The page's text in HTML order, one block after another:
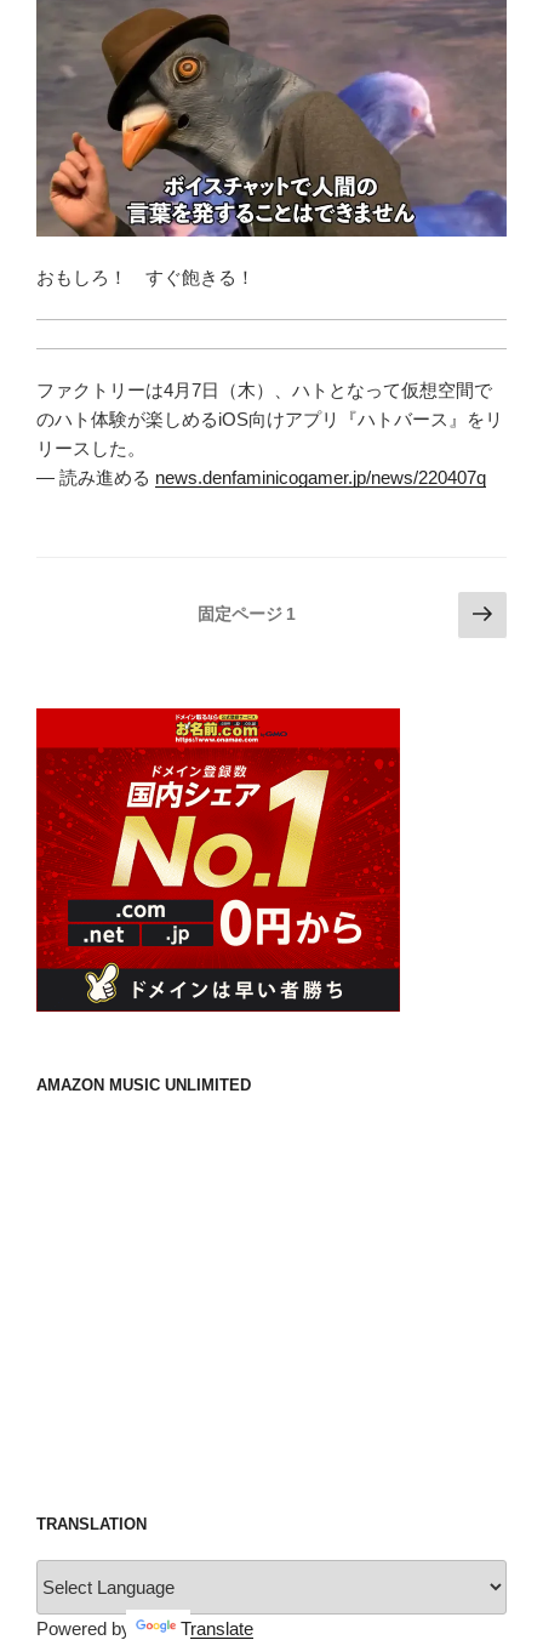
おもしろ！ すぐ飽きる！
ファクトリーは4月7日（木）、ハトとなって仮想空間で
のハト体験が楽しめるiOS向けアプリ『ハトバース』をリ
リースした。
— 読み進める news.denfaminicogamer.jp/news/220407q
ペ
ー
ジ
送
り
固定ページ 1
次
の
AMAZON MUSIC UNLIMITED
TRANSLATION
Powered by Translate